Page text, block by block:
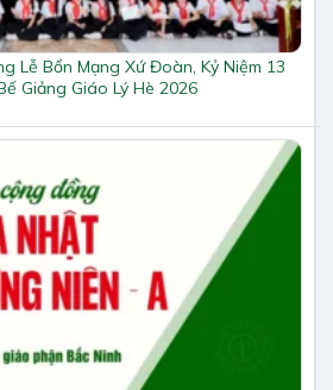
Lễ Bổn Mạng Xứ Đoàn, Kỷ Niệm 13
Giảng Giáo Lý Hè 2026